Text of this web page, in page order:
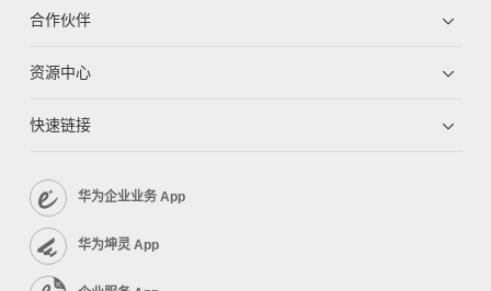
合作伙伴
资源中心
快速链接
华为企业业务 App
华为坤灵 App